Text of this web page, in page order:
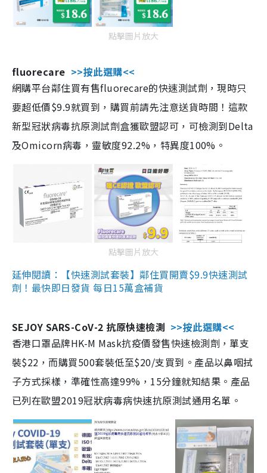
點擊圖片放大
fluorecare >>按此選購<<
網購平台鄰住買有售fluorecare的快速測試劑，現時只
要超低價$9.9就買到，購買前請先注意送貨時間！這款
新型冠狀病毒抗原測試劑盒獲歐盟認可，可檢測到Delta
及Omicorn病毒，靈敏度92.2%，特異度100%。
點擊圖片放大
延伸閱讀：【快速測試套裝】鄰住買開賣$9.9快速測試
劑！最快即日發貨 每日15萬盒補貨
SEJOY SARS-CoV-2 抗原快速檢測 >>按此選購<<
香港口罩品牌HK-M Mask抗疫價發售快速檢測劑，單支
裝$22，而購買500套裝低至$20/支買到。產品以鼻咽拭
子方式採樣，準確性高達99%，15分鐘就知結果。產品
已列在歐盟2019冠狀病毒病快速抗原測試通用名單。